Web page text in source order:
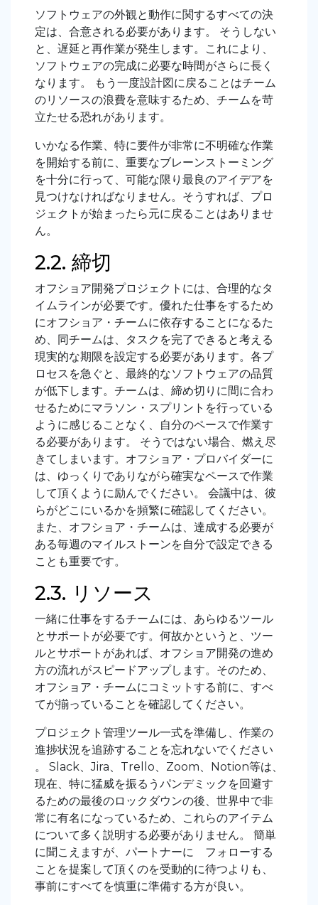
ソフトウェアの外観と動作に関するすべての決
定は、合意される必要があります。 そうしない
と、遅延と再作業が発生します。これにより、
ソフトウェアの完成に必要な時間がさらに長く
なります。 もう一度設計図に戻ることはチーム
のリソースの浪費を意味するため、チームを苛
立たせる恐れがあります。
いかなる作業、特に要件が非常に不明確な作業
を開始する前に、重要なブレーンストーミング
を十分に行って、可能な限り最良のアイデアを
見つけなければなりません。そうすれば、プロ
ジェクトが始まったら元に戻ることはありませ
ん。
2.2. 締切
オフショア開発プロジェクトには、合理的なタ
イムラインが必要です。優れた仕事をするため
にオフショア・チームに依存することになるた
め、同チームは、タスクを完了できると考える
現実的な期限を設定する必要があります。各プ
ロセスを急ぐと、最終的なソフトウェアの品質
が低下します。チームは、締め切りに間に合わ
せるためにマラソン・スプリントを行っている
ように感じることなく、自分のペースで作業す
る必要があります。 そうではない場合、燃え尽
きてしまいます。オフショア・プロバイダーに
は、ゆっくりでありながら確実なペースで作業
して頂くように励んでください。 会議中は、彼
らがどこにいるかを頻繁に確認してください。
また、オフショア・チームは、達成する必要が
ある毎週のマイルストーンを自分で設定できる
ことも重要です。
2.3. リソース
一緒に仕事をするチームには、あらゆるツール
とサポートが必要です。何故かというと、ツー
ルとサポートがあれば、オフショア開発の進め
方の流れがスピードアップします。そのため、
オフショア・チームにコミットする前に、すべ
てが揃っていることを確認してください。
プロジェクト管理ツール一式を準備し、作業の
進捗状況を追跡することを忘れないでください
。 Slack、Jira、Trello、Zoom、Notion等は、
現在、特に猛威を振るうパンデミックを回避す
るための最後のロックダウンの後、世界中で非
常に有名になっているため、これらのアイテム
について多く説明する必要がありません。 簡単
に聞こえますが、パートナーに フォローする
ことを提案して頂くのを受動的に待つよりも、
事前にすべてを慎重に準備する方が良い。